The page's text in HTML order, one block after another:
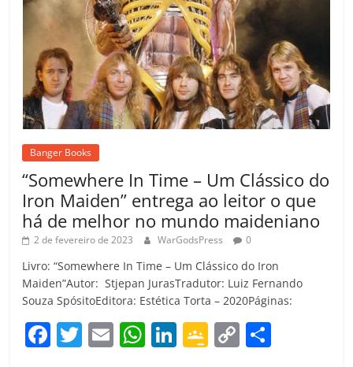
Banger Books
“Somewhere In Time – Um Clássico do
Iron Maiden” entrega ao leitor o que
há de melhor no mundo maideniano
2 de fevereiro de 2023 WarGodsPress 0
Livro: “Somewhere In Time – Um Clássico do Iron
Maiden”Autor: Stjepan JurasTradutor: Luiz Fernando
Souza SpósitoEditora: Estética Torta – 2020Páginas:
F T E W Li G C